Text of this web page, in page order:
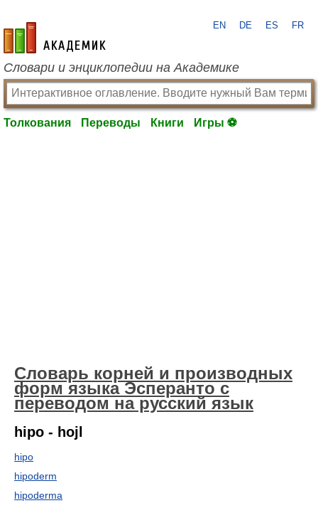
academic.ru
EN DE ES FR
Словари и энциклопедии на Академике
Толкования Переводы Книги Игры ⚽
Словарь корней и производных
форм языка Эсперанто с
переводом на русский язык
hipo - hojl
hipo
hipoderm
hipoderma